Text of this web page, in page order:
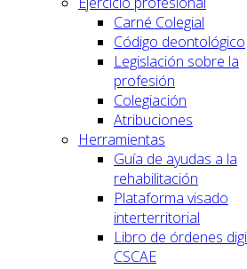
Carné Colegial
Código deontológico
Legislación sobre la
profesión
Colegiación
Atribuciones
Herramientas
Guía de ayudas a la
rehabilitación
Plataforma visado
interterritorial
Libro de órdenes
CSCAE